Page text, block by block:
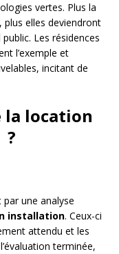
vertes. Plus la
elles deviendront
Les résidences
l’exemple et
incitant de
location
?
une analyse
installation. Ceux-ci
attendu et les
terminée,